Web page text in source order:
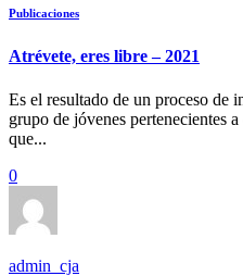
Publicaciones
Atrévete, eres libre – 2021
Es el resultado de un proceso de
grupo de jóvenes pertenecientes
que...
0
admin_cja